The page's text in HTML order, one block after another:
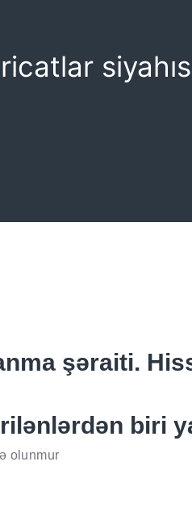
şəraiti.
biri
olunmur